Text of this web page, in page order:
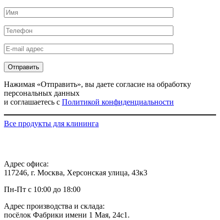
Нажимая «Отправить», вы даете согласие на обработку
персональных данных
и соглашаетесь с Политикой конфиденциальности
Все продукты для клининга
Адрес офиса:
117246, г. Москва, Херсонская улица, 43к3
Пн-Пт с 10:00 до 18:00
Адрес производства и склада:
посёлок Фабрики имени 1 Мая, 24с1.